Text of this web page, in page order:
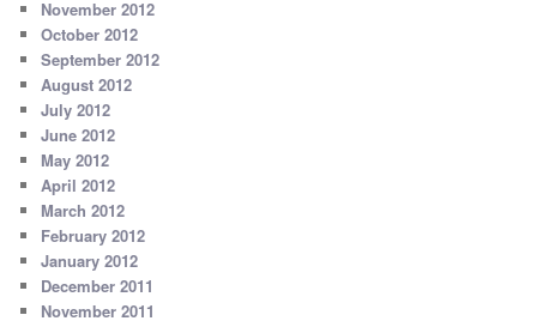
November 2012
October 2012
September 2012
August 2012
July 2012
June 2012
May 2012
April 2012
March 2012
February 2012
January 2012
December 2011
November 2011